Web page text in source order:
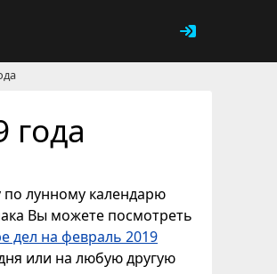
года
по лунному календарю
Вы можете посмотреть
дел на февраль 2019
или на любую другую